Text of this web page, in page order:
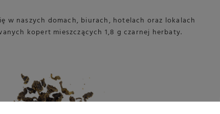
w naszych domach, biurach, hotelach oraz lokalach
kopert mieszczących 1,8 g czarnej herbaty.